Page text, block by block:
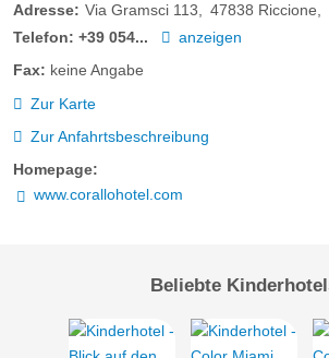
Adresse: Via Gramsci 113 47838 Riccione
Telefon: +39 054...
anzeigen
Fax: keine Angabe
Zur Karte
Zur Anfahrtsbeschreibung
Homepage:
www.corallohotel.com
Beliebte